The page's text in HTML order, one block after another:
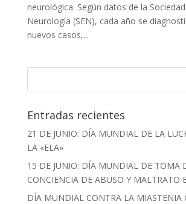
neurológica. Según datos de la
Neurología (SEN), cada año se
nuevos casos,...
Entradas recientes
21 DE JUNIO: DÍA MUNDIAL DE LA
LA «ELA»
15 DE JUNIO: DÍA MUNDIAL DE TOMA
CONCIENCIA DE ABUSO Y MALTRATO
DÍA MUNDIAL CONTRA LA MIASTENIA